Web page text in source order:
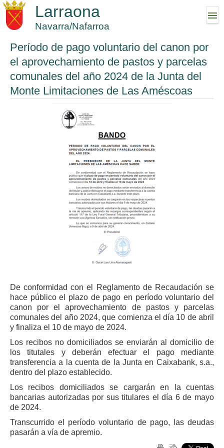
Larraona
Navarra/Nafarroa
Período de pago voluntario del canon por
el aprovechamiento de pastos y parcelas
comunales del año 2024 de la Junta del
Monte Limitaciones de Las Améscoas
De conformidad con el Reglamento de Recaudación se
hace público el plazo de pago en período voluntario del
canon por el aprovechamiento de pastos y parcelas
comunales del año 2024, que comienza el día 10 de abril
y finaliza el 10 de mayo de 2024.
Los recibos no domiciliados se enviarán al domicilio de
los titutales y deberán efectuar el pago mediante
transferencia a la cuenta de la Junta en Caixabank, s.a.,
dentro del plazo establecido.
Los recibos domiciliados se cargarán en la cuentas
bancarias autorizadas por sus titulares el día 6 de mayo
de 2024.
Transcurrido el período voluntario de pago, las deudas
pasarán a vía de apremio.